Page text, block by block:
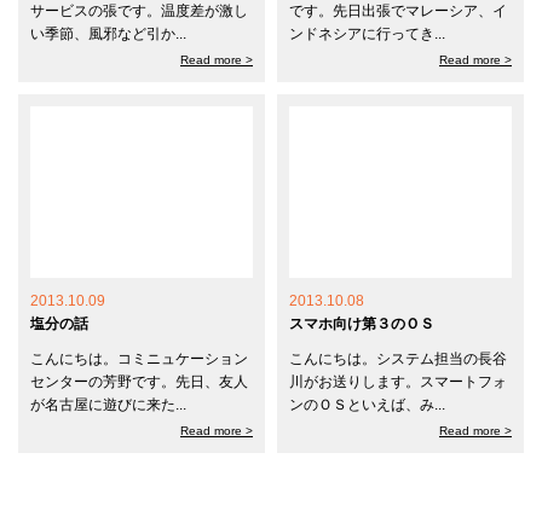
サービスの張です。温度差が激し
い季節、風邪など引か...
Read more >
です。先日出張でマレーシア、イ
ンドネシアに行ってき...
Read more >
2013.10.09
塩分の話
こんにちは。コミニュケーション
センターの芳野です。先日、友人
が名古屋に遊びに来た...
Read more >
2013.10.08
スマホ向け第３のＯＳ
こんにちは。システム担当の長谷
川がお送りします。スマートフォ
ンのＯＳといえば、み...
Read more >